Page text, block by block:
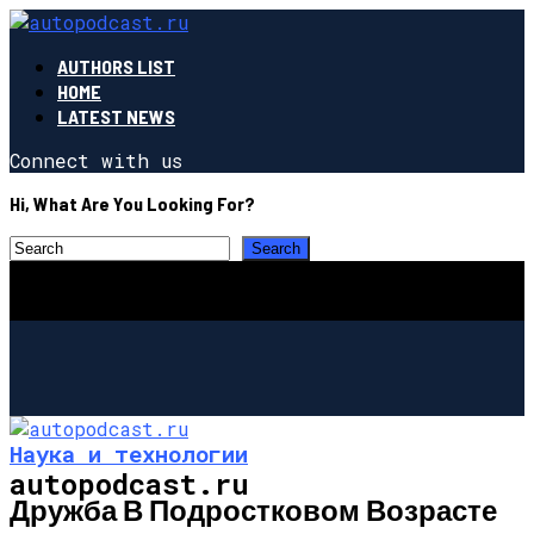
AUTHORS LIST
HOME
LATEST NEWS
Connect with us
Hi, What Are You Looking For?
autopodcast.ru
Наука и технологии
Дружба В Подростковом Возрасте